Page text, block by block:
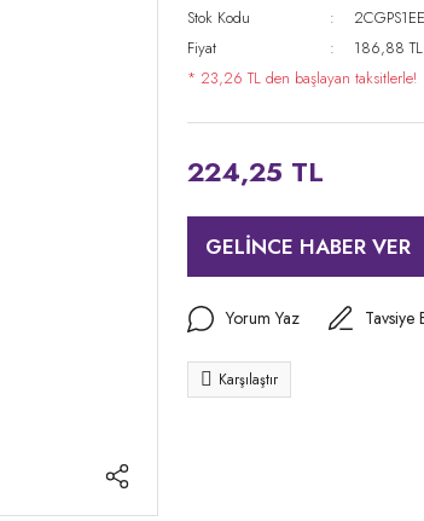
Stok Kodu
Fiyat
186,88
* 23,26 TL den başlayan taksitlerle!
224,25 TL
GELİNCE HABER VER
Yorum Yaz Tavsiye
Karşılaştır